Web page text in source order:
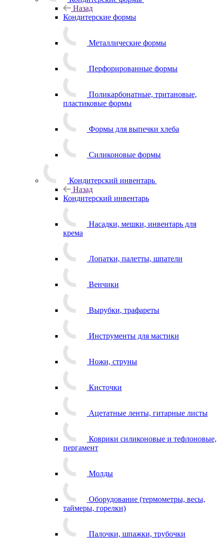
Назад
Кондитерские формы
Металлические формы
Перфорированные формы
Поликарбонатные, тритановые,
пластиковые формы
Формы для выпечки хлеба
Силиконовые формы
Кондитерский инвентарь
Назад
Кондитерский инвентарь
Насадки, мешки, инвентарь для
крема
Лопатки, палетты, шпатели
Венчики
Вырубки, трафареты
Инструменты для мастики
Ножи, струны
Кисточки
Ацетатные ленты, гитарные листы
Коврики силиконовые и тефлоновые,
пергамент
Молды
Оборудование (термометры, весы,
таймеры, горелки)
Палочки, шпажки, трубочки